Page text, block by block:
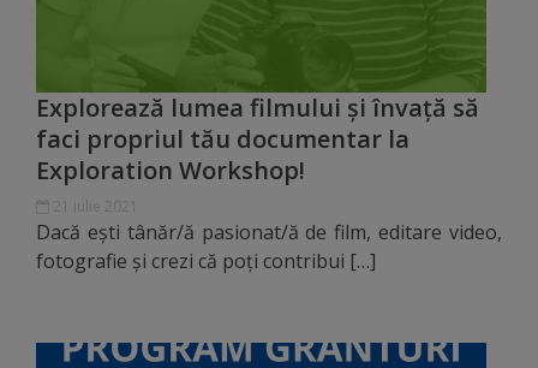
Sportivi
de
Orașul
imagini
Explorează lumea filmului și învață să
faci propriul tău documentar la
Exploration Workshop!
Dacă ești tânăr/ă pasionat/ă de film, editare video,
fotografie și crezi că poți contribui […]